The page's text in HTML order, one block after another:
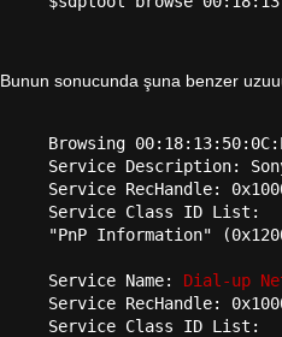
Bunun sonucunda şuna benzer
Browsing
Service Description:
Service RecHandle:
Service Class ID List:
"PnP Information"
Service Name: Dial-up
Service RecHandle:
Service Class ID List: